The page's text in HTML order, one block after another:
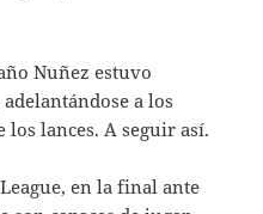
Nuñez estuvo
a los
lances. A seguir así.
en la final ante